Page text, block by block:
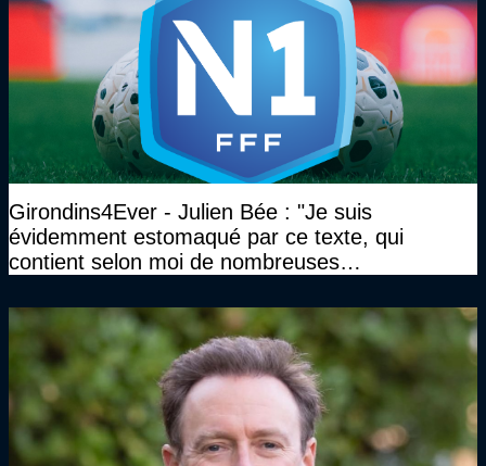
Girondins4Ever - Julien Bée : "Je suis
évidemment estomaqué par ce texte, qui
contient selon moi de nombreuses
plan juridique"